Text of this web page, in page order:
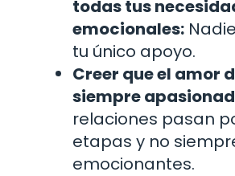
todas tus
emocionales:
tu único apoyo.
Creer que el amor
siempre
relaciones pasan
etapas y no
emocionantes.